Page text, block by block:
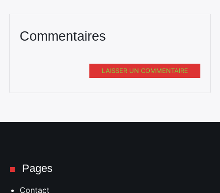
Commentaires
LAISSER UN COMMENTAIRE
Pages
Contact